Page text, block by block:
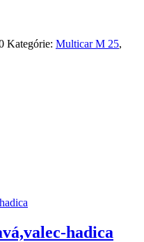
Kategórie: Multicar M 25,
hadica